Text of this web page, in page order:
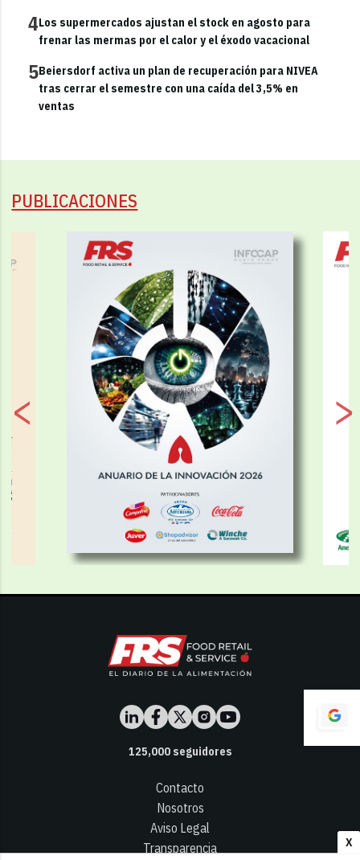
X
4Los supermercados ajustan el stock en agosto para
frenar las mermas por el calor y el éxodo vacacional
5Beiersdorf activa un plan de recuperación para NIVEA
tras cerrar el semestre con una caída del 3,5% en
ventas
PUBLICACIONES
125,000seguidores
Contacto
Nosotros
Aviso Legal
Transparencia